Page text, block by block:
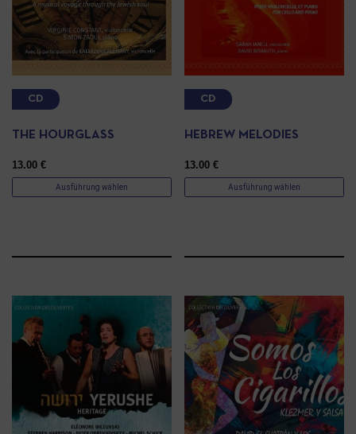
CD
THE HOURGLASS
13.00 €
Ausführung wählen
CD
HEBREW MELODIES
13.00€
Ausführung wählen